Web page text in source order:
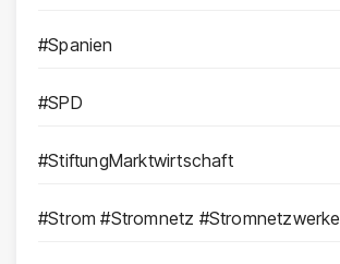
#Spanien
#SPD
#StiftungMarktwirtschaft
#Strom #Stromnetz #Stromnetzwerke